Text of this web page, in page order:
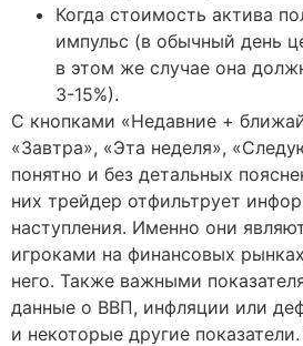
Когда стоимость актива
импульс (в обычный день
в этом же случае она
3-15%).
С кнопками «Недавние +
«Завтра», «Эта неделя»,
понятно и без детальных
них трейдер отфильтрует
наступления. Именно они
игроками на финансовых
него. Также важными
данные о ВВП, инфляции или
и некоторые другие